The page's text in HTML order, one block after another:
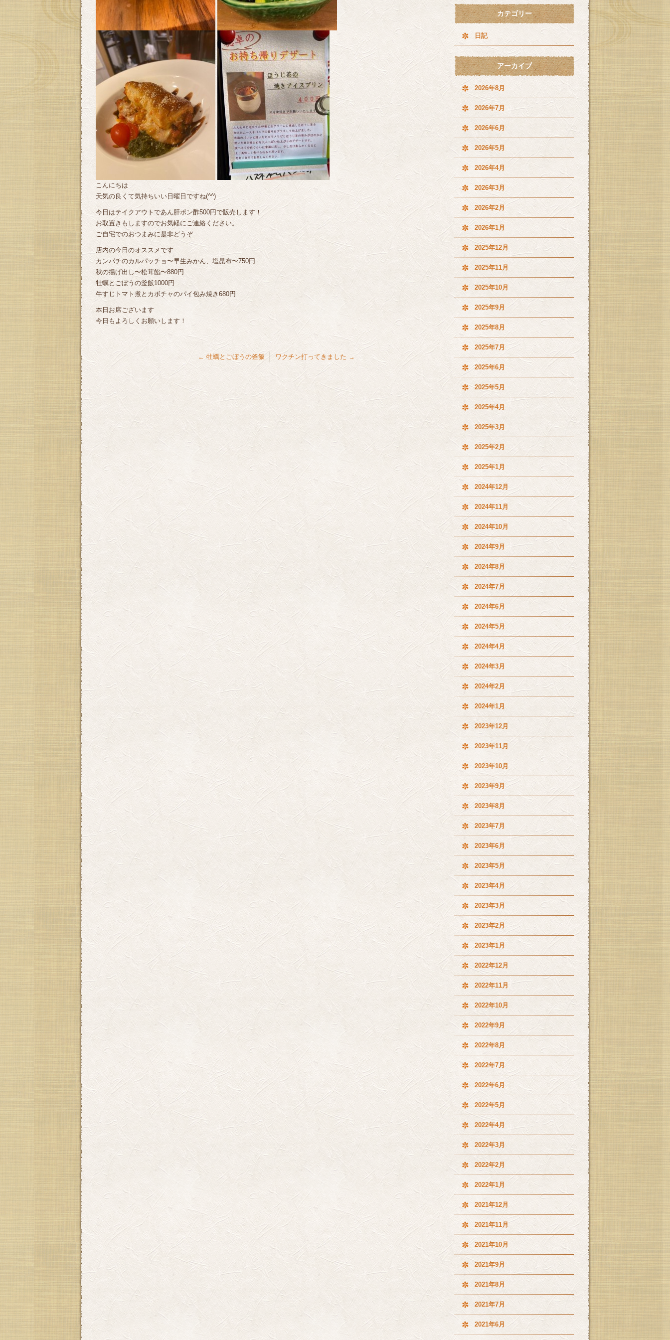
こんにちは
天気の良くて気持ちいい日曜日ですね(^^)
今日はテイクアウトであん肝ポン酢500円で販売します！
お取置きもしますのでお気軽にご連絡ください。
ご自宅でのおつまみに是非どうぞ
店内の今日のオススメです
カンパチのカルパッチョ〜早生みかん、塩昆布〜750円
秋の揚げ出し〜松茸餡〜880円
牡蠣とごぼうの釜飯1000円
牛すじトマト煮とカボチャのパイ包み焼き680円
本日お席ございます
今日もよろしくお願いします！
← 牡蠣とごぼうの釜飯 ワクチン打ってきました →
カテゴリー
日記
アーカイブ
2026年8月
2026年7月
2026年6月
2026年5月
2026年4月
2026年3月
2026年2月
2026年1月
2025年12月
2025年11月
2025年10月
2025年9月
2025年8月
2025年7月
2025年6月
2025年5月
2025年4月
2025年3月
2025年2月
2025年1月
2024年12月
2024年11月
2024年10月
2024年9月
2024年8月
2024年7月
2024年6月
2024年5月
2024年4月
2024年3月
2024年2月
2024年1月
2023年12月
2023年11月
2023年10月
2023年9月
2023年8月
2023年7月
2023年6月
2023年5月
2023年4月
2023年3月
2023年2月
2023年1月
2022年12月
2022年11月
2022年10月
2022年9月
2022年8月
2022年7月
2022年6月
2022年5月
2022年4月
2022年3月
2022年2月
2022年1月
2021年12月
2021年11月
2021年10月
2021年9月
2021年8月
2021年7月
2021年6月